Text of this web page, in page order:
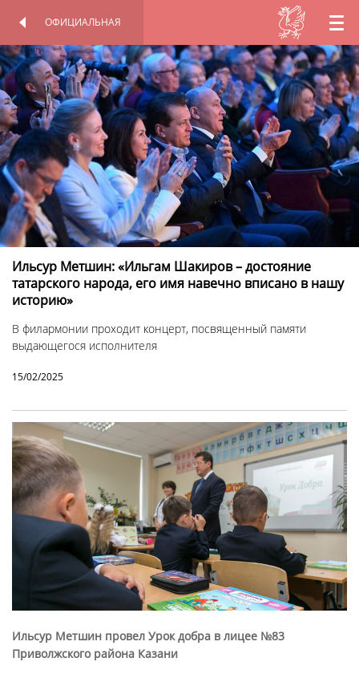
RU
EN
TT
ОФИЦИАЛЬНАЯ
Ильсур Метшин: «Ильгам Шакиров – достояние
татарского народа, его имя навечно вписано в нашу
историю»
В филармонии проходит концерт, посвященный памяти
выдающегося исполнителя
15/02/2025
Ильсур Метшин провел Урок добра в лицее №83
Приволжского района Казани
ПЕРСОНАЛЬНАЯ
СТРАНИЦА
ОФИЦИАЛЬНАЯ
СТРАНИЦА